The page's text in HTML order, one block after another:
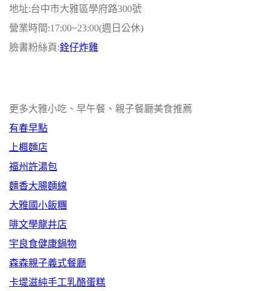
地址:台中市大雅區學府路300號
營業時間:17:00~23:00(週日公休)
臉書粉絲頁:銓仔炸雞
更多大雅小吃、早午餐、親子餐廳美食推薦
有春早點
上楓麵店
福州許湯包
麵香大腸麵線
大雅國小飯糰
啡文學龍井店
宇良食健康鍋物
森森親子義式餐廳
卡堤滋純手工乳酪蛋糕